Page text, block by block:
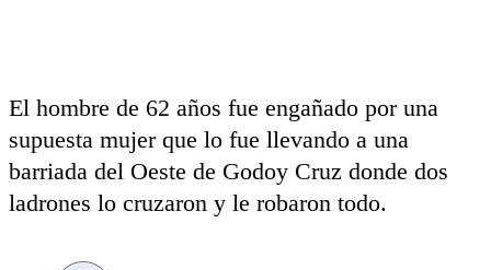
El hombre de 62 años fue engañado por una
supuesta mujer que lo fue llevando a una
barriada del Oeste de Godoy Cruz donde dos
ladrones lo cruzaron y le robaron todo.